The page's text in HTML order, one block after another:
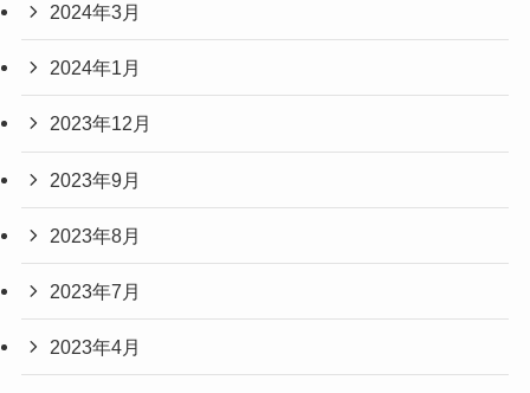
2024年3月
2024年1月
2023年12月
2023年9月
2023年8月
2023年7月
2023年4月